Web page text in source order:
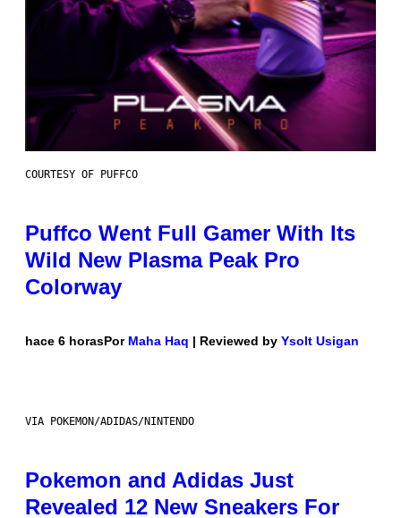
COURTESY OF PUFFCO
Puffco Went Full Gamer With Its
Wild New Plasma Peak Pro
Colorway
hace 6 horasPor Maha Haq | Reviewed by Ysolt Usigan
VIA POKEMON/ADIDAS/NINTENDO
Pokemon and Adidas Just
Revealed 12 New Sneakers For